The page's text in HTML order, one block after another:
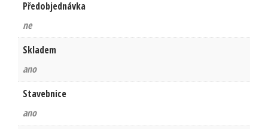
Předobjednávka
ne
Skladem
ano
Stavebnice
ano